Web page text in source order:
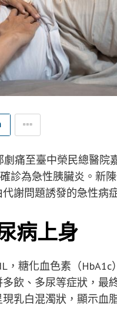
痛至臺中榮民總醫院
診為急性胰臟炎。新
謝問題誘發的急性病
病上身
糖化血色素（HbA1c
飲、多尿等症狀，最
乳白混濁狀，顯示血